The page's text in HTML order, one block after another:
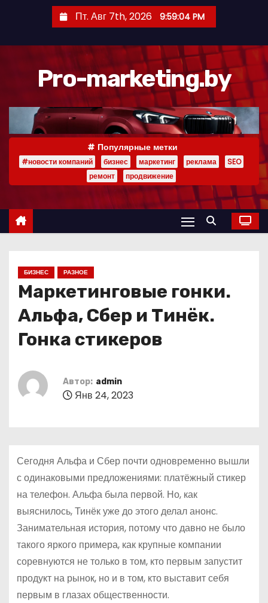
р
Пт. Авг 7th, 2026 9:59:05 PM
Pro-marketing.by
Популярные метки
#новости компаний бизнес маркетинг реклама
SEO
ремонт
продвижение
БИЗНЕС РАЗНОЕ
Маркетинговые гонки.
Альфа, Сбер и Тинёк.
Гонка стикеров
Автор: admin
Янв 24, 2023
Сегодня Альфа и Сбер почти одновременно вышли
с одинаковыми предложениями: платёжный стикер
на телефон. Альфа была первой. Но, как
выяснилось, Тинёк уже до этого делал анонс.
Занимательная история, потому что давно не было
такого яркого примера, как крупные компании
соревнуются не только в том, кто первым запустит
продукт на рынок, но и в том, кто выставит себя
первым в глазах общественности.